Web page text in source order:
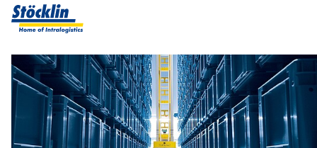
Show convenient version of this site
Don't show this message again